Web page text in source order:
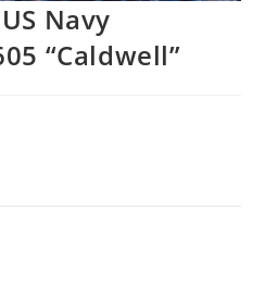
Navy
“Caldwell”